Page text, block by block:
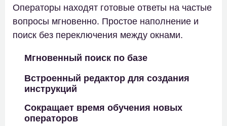
Операторы находят готовые ответы на частые
вопросы мгновенно. Простое наполнение и
поиск без переключения между окнами.
Мгновенный поиск по базе
Встроенный редактор для создания
инструкций
Сокращает время обучения новых
операторов